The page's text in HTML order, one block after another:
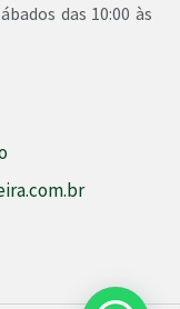
das 10:00 às